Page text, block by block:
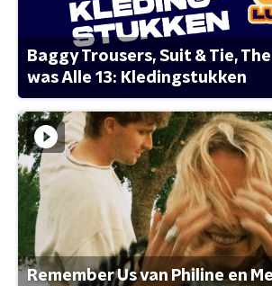
Baggy Trousers, Suit & Tie,
was Alle 13: Kledingstukken
Remember Us van Philine en